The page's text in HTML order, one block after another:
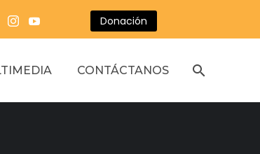
Donación
CONTÁCTANOS